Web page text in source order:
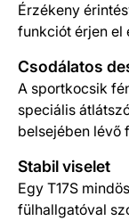
Érzékeny
funkciót érjen el
Csodálatos
A sportkocsik
speciális
belsejében lévő
Stabil viselet
Egy T17S
fülhallgatóval